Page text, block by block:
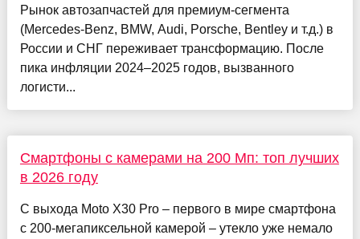
Рынок автозапчастей для премиум-сегмента
(Mercedes-Benz, BMW, Audi, Porsche, Bentley и т.д.) в
России и СНГ переживает трансформацию. После
пика инфляции 2024–2025 годов, вызванного
логисти...
Смартфоны с камерами на 200 Мп: топ лучших
в 2026 году
С выхода Moto X30 Pro – первого в мире смартфона
с 200-мегапиксельной камерой – утекло уже немало